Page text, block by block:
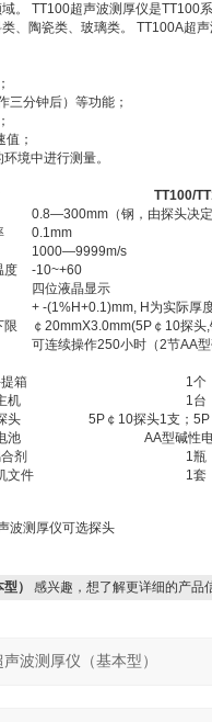
。 TT100超声波测厚仪是TT100
、陶瓷类、玻璃类。 TT100A超
三分钟后）等功能；
；
境中进行测量。
TT100/
0.8—300mm（钢，由探头决定
0.1mm
1000—9999m/s
度
-10~+60
四位液晶显示
+ -(1%H+0.1)mm, H为实际厚
限
￠20mmX3.0mm(5P￠10探头
可连续操作250小时（2节AA型
箱
1个
机
1台
头
5P￠10探头1支；
池
AA型碱性
剂
1瓶
文件
1套
波测厚仪可选探头
） 感兴趣，想了解更详细的产品